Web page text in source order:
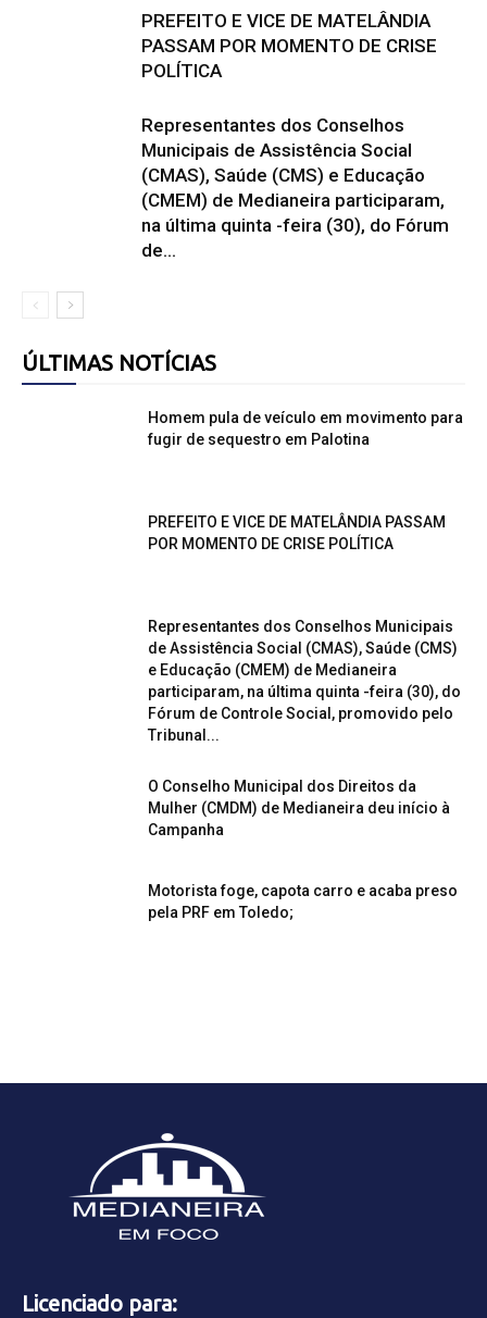
PREFEITO E VICE DE MATELÂNDIA
PASSAM POR MOMENTO DE CRISE
POLÍTICA
Representantes dos Conselhos
Municipais de Assistência Social
(CMAS), Saúde (CMS) e Educação
(CMEM) de Medianeira participaram,
na última quinta -feira (30), do Fórum
de...
ÚLTIMAS NOTÍCIAS
Homem pula de veículo em movimento para
fugir de sequestro em Palotina
PREFEITO E VICE DE MATELÂNDIA PASSAM
POR MOMENTO DE CRISE POLÍTICA
Representantes dos Conselhos Municipais
de Assistência Social (CMAS), Saúde (CMS)
e Educação (CMEM) de Medianeira
participaram, na última quinta -feira (30), do
Fórum de Controle Social, promovido pelo
Tribunal...
O Conselho Municipal dos Direitos da
Mulher (CMDM) de Medianeira deu início à
Campanha
Motorista foge, capota carro e acaba preso
pela PRF em Toledo;
Licenciado para: